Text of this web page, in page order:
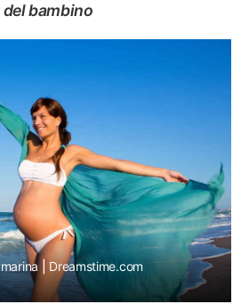
bambino
| Dreamstime.com